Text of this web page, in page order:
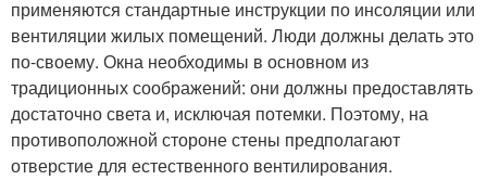
применяются стандартные инструкции по инсоляции или
вентиляции жилых помещений. Люди должны делать это
по-своему. Окна необходимы в основном из
традиционных соображений: они должны предоставлять
достаточно света и, исключая потемки. Поэтому, на
противоположной стороне стены предполагают
отверстие для естественного вентилирования.